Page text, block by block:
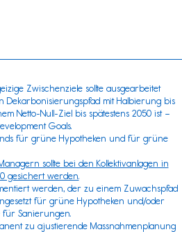
Zwischenziele sollte ausgearbeitet
Dekarbonisierungspfad mit Halbierung bis
Netto-Null-Ziel bis spätestens 2050 ist –
Goals.
für grüne Hypotheken und für grüne
sollte bei den Kollektivanlagen in
gesichert werden.
werden, der zu einem Zuwachspfad
für grüne Hypotheken und/oder
für Sanierungen.
zu ajustierende Massnahmenplanung